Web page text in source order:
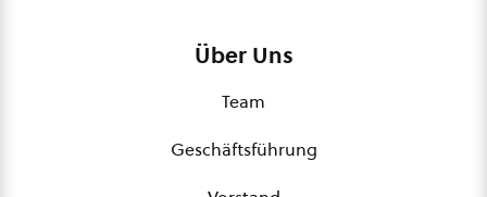
Über Uns
Team
Geschäftsführung